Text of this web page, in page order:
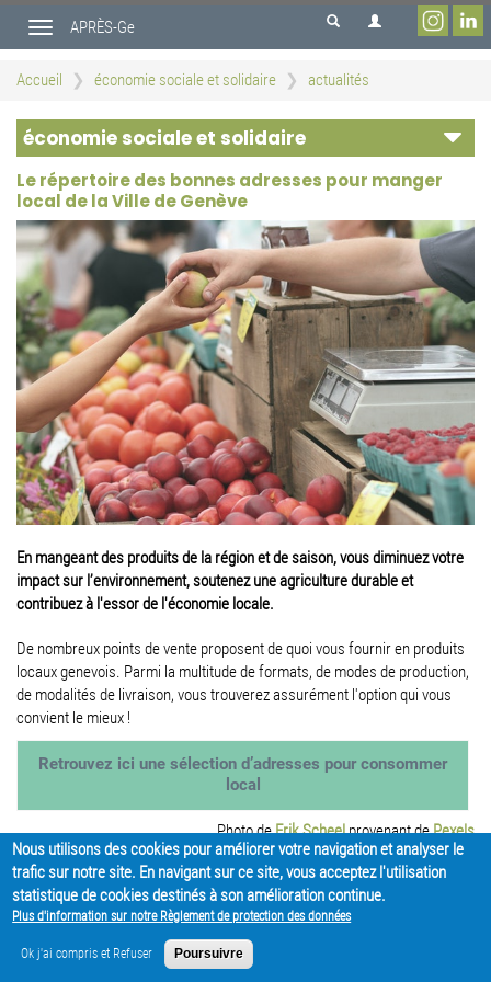
contenu
Toggle
navigation
APRÈS-Ge
Accueil économie sociale et solidaire actualités
économie sociale et solidaire
Le répertoire des bonnes adresses pour manger
local de la Ville de Genève
En mangeant des produits de la région et de saison, vous diminuez votre
impact sur l’environnement, soutenez une agriculture durable et
contribuez à l'essor de l'économie locale.
De nombreux points de vente proposent de quoi vous fournir en produits
locaux genevois. Parmi la multitude de formats, de modes de production,
de modalités de livraison, vous trouverez assurément l'option qui vous
convient le mieux !
Retrouvez ici une sélection d’adresses pour consommer
local
Photo deErik Scheelprovenant dePexels
PARTAGER
Nous utilisons des cookies pour améliorer votre navigation et analyser le
trafic sur notre site. En navigant sur ce site, vous acceptez l'utilisation
statistique de cookies destinés à son amélioration continue.
Plus d'information sur notre Règlement de protection des données
Ok j'ai compris et Refuser Poursuivre